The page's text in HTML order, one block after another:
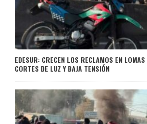
EDESUR: CRECEN LOS RECLAMOS EN
CORTES DE LUZ Y BAJA TENSIÓN